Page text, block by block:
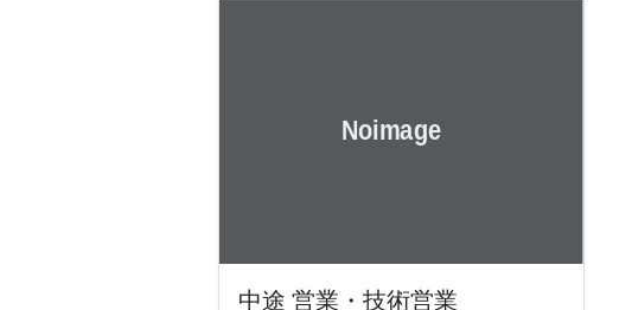
中途 営業・技術営業